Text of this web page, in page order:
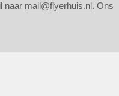
naar mail@flyerhuis.nl. Ons